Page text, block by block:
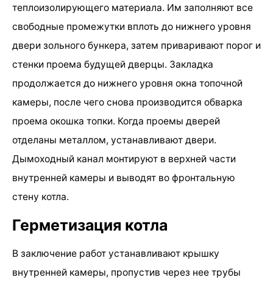
теплоизолирующего материала. Им заполняют все
свободные промежутки вплоть до нижнего уровня
двери зольного бункера, затем приваривают порог и
стенки проема будущей дверцы. Закладка
продолжается до нижнего уровня окна топочной
камеры, после чего снова производится обварка
проема окошка топки. Когда проемы дверей
отделаны металлом, устанавливают двери.
Дымоходный канал монтируют в верхней части
внутренней камеры и выводят во фронтальную
стену котла.
Герметизация котла
В заключение работ устанавливают крышку
внутренней камеры, пропустив через нее трубы